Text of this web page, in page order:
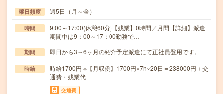
曜日頻度 週5日（月～金）
時間
9:00～17:00(休憩60分)【残業】0時間／月間【詳細】派遣
期間中は9：00～17：00勤務で…
期間 即日から3～6ヶ月の紹介予定派遣にて正社員登用です。
時給
時給1700円 ※【月収例】1700円×7h×20日＝238000円＋交
通費・残業代
交通費